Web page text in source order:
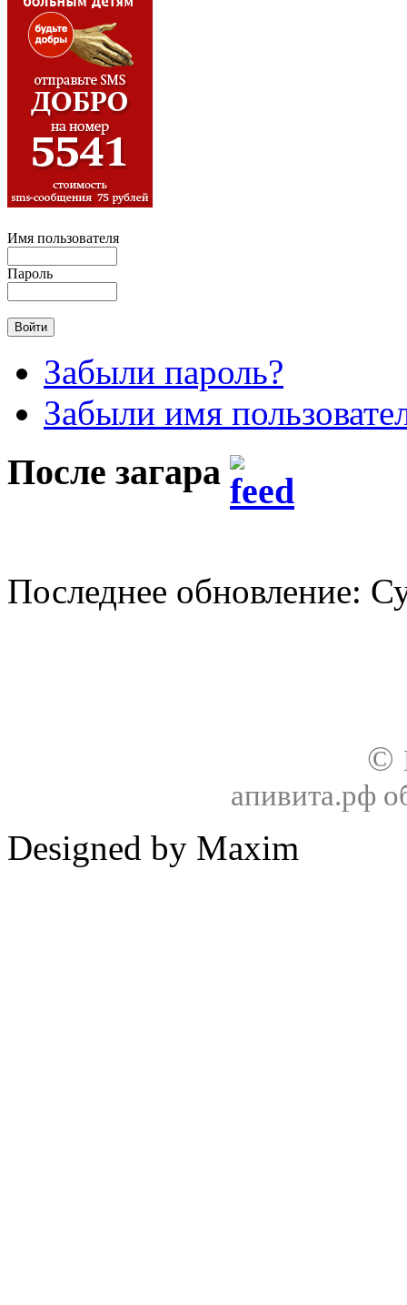
Имя пользователя
Пароль
Забыли пароль?
Забыли имя
После загара
Последнее обновление:
©
апивита.рф
Designed by Maxim